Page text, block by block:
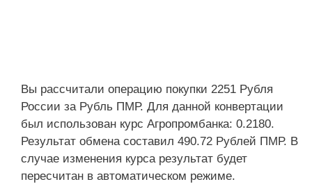
Вы рассчитали операцию покупки 2251 Рубля
России за Рубль ПМР. Для данной конвертации
был использован курс Агропромбанка: 0.2180.
Результат обмена составил 490.72 Рублей ПМР. В
случае изменения курса результат будет
пересчитан в автоматическом режиме.